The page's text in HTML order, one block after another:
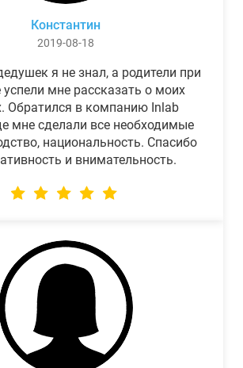
Константин
2019-08-18
я не знал, а родители при
мне рассказать о моих
Обратился в компанию Inlab
мне сделали все необходимые
национальность. Спасибо
и внимательность.